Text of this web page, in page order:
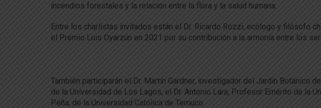
incendios forestales y la relación entre la flora y la salud humana.
Entre los charlistas invitados están el Dr. Ricardo Rozzi, ecólogo y filósofo
el Premio Luis Oyarzún en 2021 por su contribución a la armonía entre los
También participarán el Dr. Martín Gardner, investigador del Jardín Botánico
de la Universidad de Los Lagos, el Dr. Antonio Lara, Profesor Emérito de la
Peña, de la Universidad Católica de Temuco.